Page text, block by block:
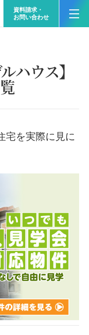
資料請求・
お問い合わせ
ハウス】
宅を実際に見に